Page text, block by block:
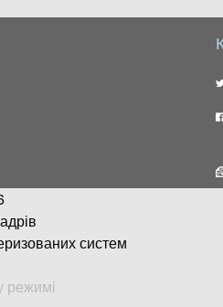
систем
режимі